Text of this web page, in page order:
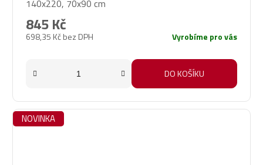
140x220, 70x90 cm
698,35 Kč bez DPH
845 Kč
Vyrobíme pro vás
DO KOŠÍKU
NOVINKA